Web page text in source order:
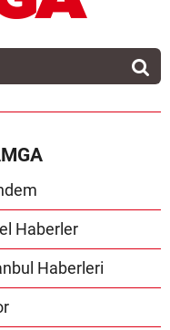
Haberler
Haberleri